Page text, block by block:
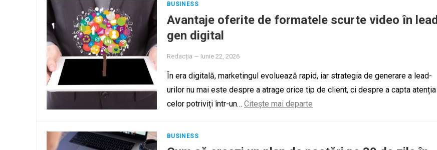
BUSINESS
Avantaje oferite de formatele scurte video în lead
gen digital
Redacția — Iunie 22, 2026
În era digitală, marketingul evoluează rapid, iar strategia de generare a lead-
urilor nu mai este despre a atrage orice tip de client, ci despre a capta atenția
celor potriviți într-un… Citește mai departe
BUSINESS